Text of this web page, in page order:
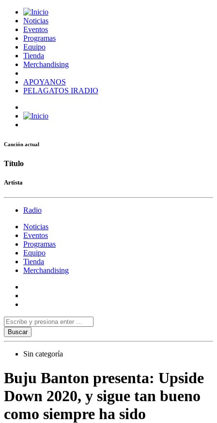
Noticias
Eventos
Programas
Equipo
Tienda
Merchandising
APOYANOS
PELAGATOS IRADIO
Canción actual
Título
Artista
Radio
Noticias
Eventos
Programas
Equipo
Tienda
Merchandising
Sin categoría
Buju Banton presenta: Upside
Down 2020, y sigue tan bueno
como siempre ha sido